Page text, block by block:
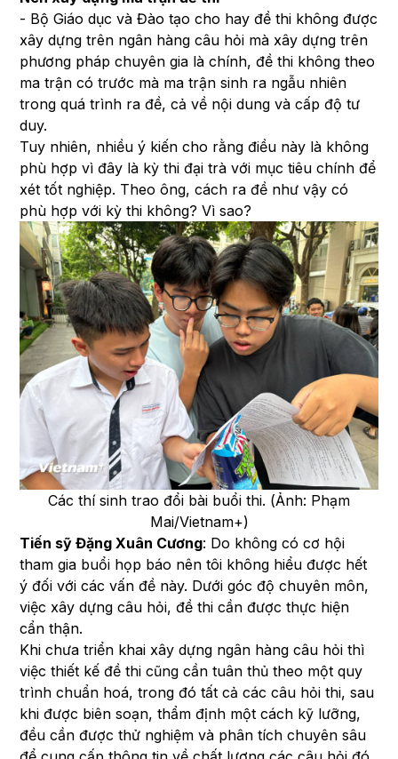
- Bộ Giáo dục và Đào tạo cho hay đề thi không được
xây dựng trên ngân hàng câu hỏi mà xây dựng trên
phương pháp chuyên gia là chính, đề thi không theo
ma trận có trước mà ma trận sinh ra ngẫu nhiên
trong quá trình ra đề, cả về nội dung và cấp độ tư
duy.
Tuy nhiên, nhiều ý kiến cho rằng điều này là không
phù hợp vì đây là kỳ thi đại trà với mục tiêu chính để
xét tốt nghiệp. Theo ông, cách ra đề như vậy có
phù hợp với kỳ thi không? Vì sao?
Các thí sinh trao đổi bài buổi thi. (Ảnh: Phạm
Mai/Vietnam+)
Tiến sỹ Đặng Xuân Cương: Do không có cơ hội
tham gia buổi họp báo nên tôi không hiểu được hết
ý đối với các vấn đề này. Dưới góc độ chuyên môn,
việc xây dựng câu hỏi, đề thi cần được thực hiện
cẩn thận.
Khi chưa triển khai xây dựng ngân hàng câu hỏi thì
việc thiết kế đề thi cũng cần tuân thủ theo một quy
trình chuẩn hoá, trong đó tất cả các câu hỏi thi, sau
khi được biên soạn, thẩm định một cách kỹ lưỡng,
đều cần được thử nghiệm và phân tích chuyên sâu